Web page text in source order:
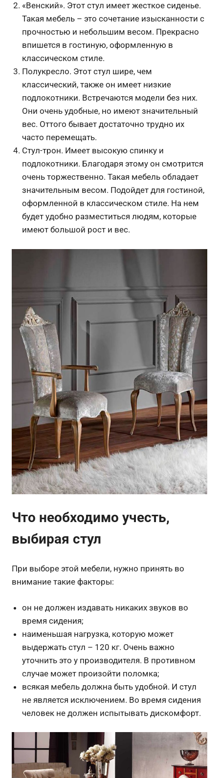
«Венский». Этот стул имеет жесткое сиденье.
Такая мебель – это сочетание изысканности с
прочностью и небольшим весом. Прекрасно
впишется в гостиную, оформленную в
классическом стиле.
Полукресло. Этот стул шире, чем
классический, также он имеет низкие
подлокотники. Встречаются модели без них.
Они очень удобные, но имеют значительный
вес. Оттого бывает достаточно трудно их
часто перемещать.
Стул-трон. Имеет высокую спинку и
подлокотники. Благодаря этому он смотрится
очень торжественно. Такая мебель обладает
значительным весом. Подойдет для гостиной,
оформленной в классическом стиле. На нем
будет удобно разместиться людям, которые
имеют большой рост и вес.
Что необходимо учесть,
выбирая стул
При выборе этой мебели, нужно принять во
внимание такие факторы:
он не должен издавать никаких звуков во
время сидения;
наименьшая нагрузка, которую может
выдержать стул – 120 кг. Очень важно
уточнить это у производителя. В противном
случае может произойти поломка;
всякая мебель должна быть удобной. И стул
не является исключением. Во время сидения
человек не должен испытывать дискомфорт.